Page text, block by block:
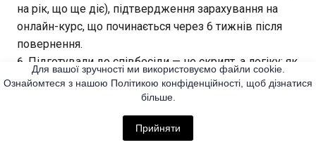
на рік, що ще діє), підтвердження зарахування на
онлайн-курс, що починається через 6 тижнів після
повернення.
Підготували до співбесіди — не скрипт, а логіку: як
пояснити попередні відмови (не вистачало деталей,
не правильно вказав контакт у США), як говорити
про мету, як відповідати на уточнювальні питання
Для вашої зручності ми використовуємо файли cookie.
Ознайомтеся з нашою Політикою конфіденційності, щоб дізнатися
більше.
Прийняти